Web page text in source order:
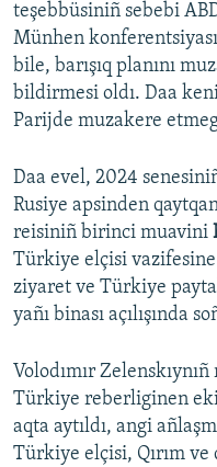
teşebbüsiniñ sebebi
Münhen
bile, barışıq planını
bildirmesi oldı. Daa
Parijde muzakere
Daa evel, 2024
Rusiye apsinden
reisiniñ birinci muavini
Türkiye elçisi vazifesine
ziyaret ve Türkiye
yañı binası açılışında
Volodımır
Türkiye reberliginen
aqta aytıldı, angi
Türkiye elçisi, Qırım